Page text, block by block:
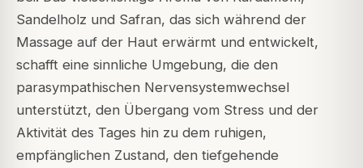
Sandelholz und Safran, das sich während der
Massage auf der Haut erwärmt und entwickelt,
schafft eine sinnliche Umgebung, die den
parasympathischen Nervensystemwechsel
unterstützt, den Übergang vom Stress und der
Aktivität des Tages hin zu dem ruhigen,
empfänglichen Zustand, den tiefgehende